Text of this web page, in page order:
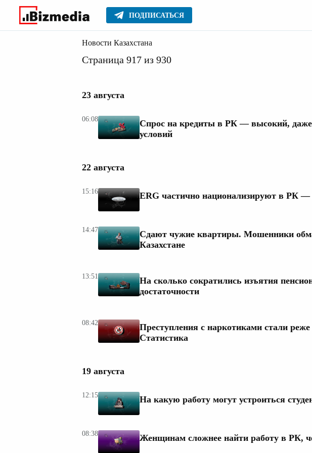
ПОДПИСАТЬСЯ
Главное Новости
Новости Казахстана
Страница 917 из 930
23 августа
06:08
Спрос на кредиты в РК — высокий, даже
условий
22 августа
15:16 ERG частично национализируют в РК —
14:47
Сдают чужие квартиры. Мошенники
Казахстане
13:51
На сколько сократились изъятия
достаточности
08:42
Преступления с наркотиками стали
Статистика
19 августа
12:15 На какую работу могут устроиться
08:38 Женщинам сложнее найти работу в РК,